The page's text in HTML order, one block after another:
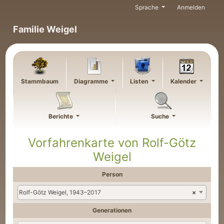
Familie Weigel
Sprache Anmelden
Stammbaum Diagramme Listen Kalender
Berichte Suche
Vorfahrenkarte von Rolf-Götz
Weigel
Person
×
Rolf-Götz Weigel, 1943–2017
Generationen